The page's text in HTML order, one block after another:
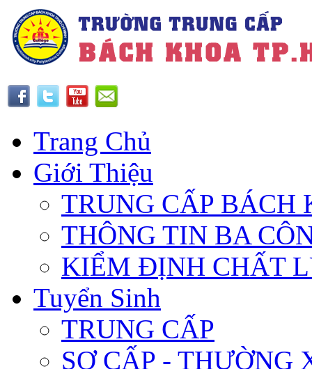
Trang Chủ
Giới Thiệu
TRUNG CẤP BÁCH
THÔNG TIN BA
KIỂM ĐỊNH CHẤT
Tuyển Sinh
TRUNG CẤP
SƠ CẤP - THƯỜNG